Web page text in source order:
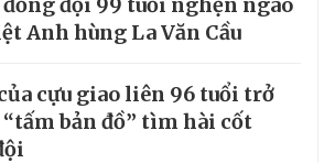
Anh hùng La Văn Cầu
cựu giao liên 96 tuổi trở
bản đồ” tìm hài cốt